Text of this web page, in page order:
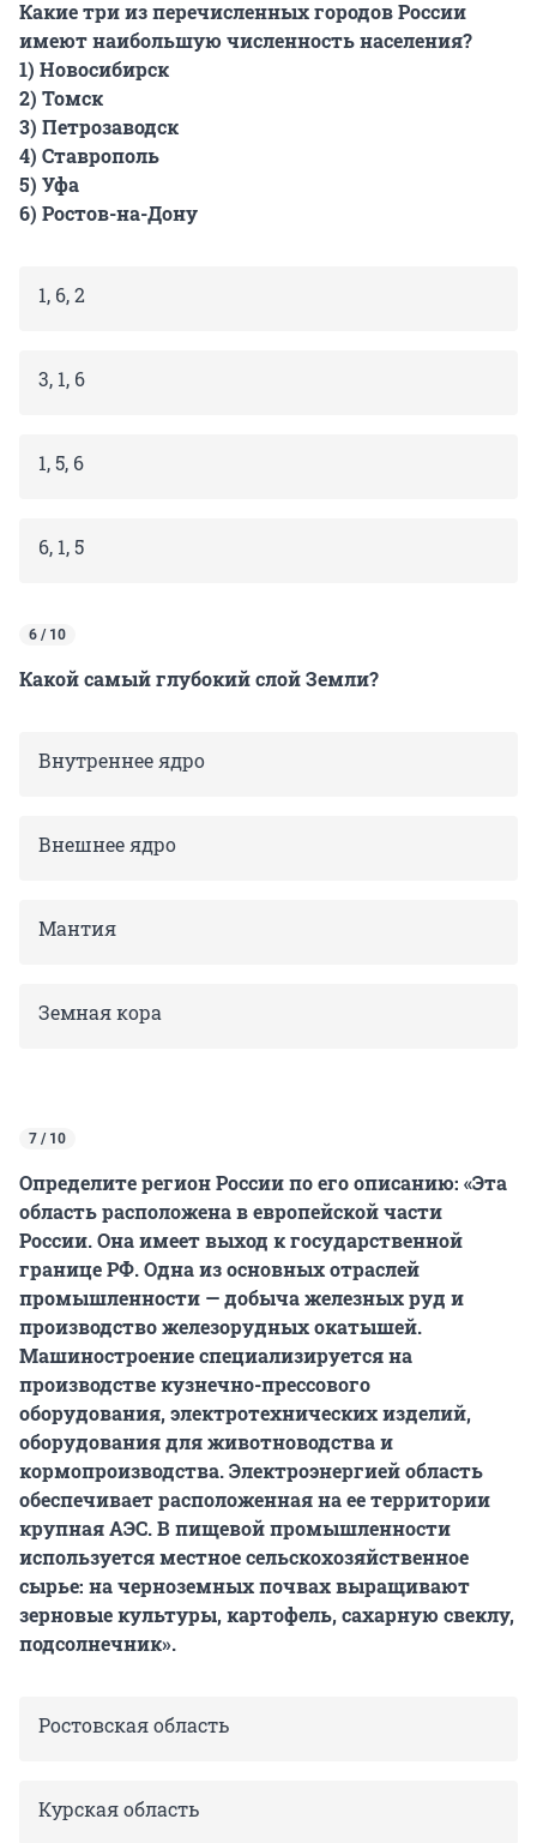
Какие три из перечисленных городов России
имеют наибольшую численность населения?
1) Новосибирск
2) Томск
3) Петрозаводск
4) Ставрополь
5) Уфа
6) Ростов-на-Дону
1, 6, 2
3, 1, 6
1, 5, 6
6, 1, 5
6 / 10
Какой самый глубокий слой Земли?
Внутреннее ядро
Внешнее ядро
Мантия
Земная кора
7 / 10
Определите регион России по его описанию: «Эта
область расположена в европейской части
России. Она имеет выход к государственной
границе РФ. Одна из основных отраслей
промышленности — добыча железных руд и
производство железорудных окатышей.
Машиностроение специализируется на
производстве кузнечно-прессового
оборудования, электротехнических изделий,
оборудования для животноводства и
кормопроизводства. Электроэнергией область
обеспечивает расположенная на ее территории
крупная АЭС. В пищевой промышленности
используется местное сельскохозяйственное
сырье: на черноземных почвах выращивают
зерновые культуры, картофель, сахарную свеклу,
подсолнечник».
Ростовская область
Курская область